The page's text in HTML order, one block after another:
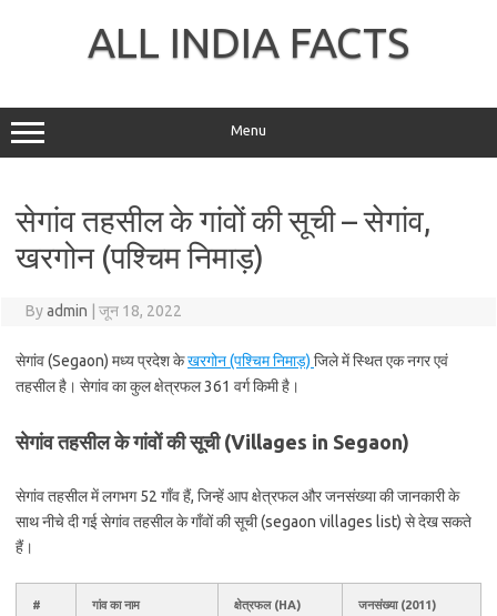
ALL INDIA FACTS
Menu
सेगांव तहसील के गांवों की सूची – सेगांव,
खरगोन (पश्चिम निमाड़)
Byadmin जून 18, 2022
सेगांव (Segaon) मध्य प्रदेश केखरगोन (पश्चिम निमाड़) जिले में स्थित एक नगर एवं
तहसील है। सेगांव का कुल क्षेत्रफल 361 वर्ग किमी है।
सेगांव तहसील के गांवों की सूची (Villages in Segaon)
सेगांव तहसील में लगभग 52 गाँव हैं, जिन्हें आप क्षेत्रफल और जनसंख्या की जानकारी के
साथ नीचे दी गई सेगांव तहसील के गाँवों की सूची (segaon villages list) से देख सकते
हैं।
# गांव का नाम क्षेत्रफल (HA) जनसंख्या (2011)